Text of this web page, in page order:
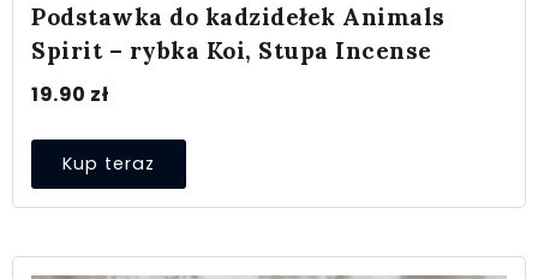
Podstawka do kadzidełek Animals
Spirit – rybka Koi, Stupa Incense
19.90 zł
Kup teraz